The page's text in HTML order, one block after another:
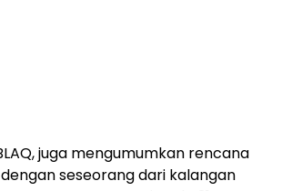
juga mengumumkan rencana
seseorang dari kalangan